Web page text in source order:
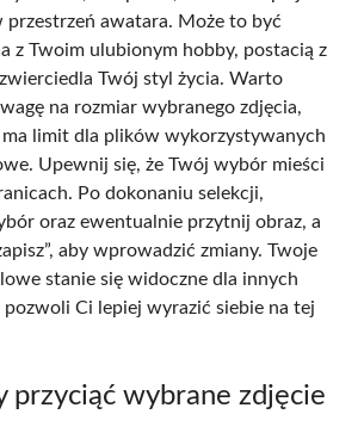
przestrzeń awatara. Może to być
z Twoim ulubionym hobby, postacią z
Twój styl życia. Warto
na rozmiar wybranego zdjęcia,
limit dla plików wykorzystywanych
Upewnij się, że Twój wybór mieści
Po dokonaniu selekcji,
oraz ewentualnie przytnij obraz, a
aby wprowadzić zmiany. Twoje
stanie się widoczne dla innych
Ci lepiej wyrazić siebie na tej
przyciąć wybrane zdjęcie